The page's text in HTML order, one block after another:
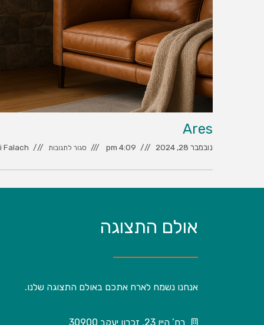
Ares
נובמבר 28, 2024 4:09 pm סגור לתגובות Falach
אולם התצוגה
אנחנו נשמח לארח אתכם באולם התצוגה שלנו.
רח’ היין 23, זכרון יעקב 30900